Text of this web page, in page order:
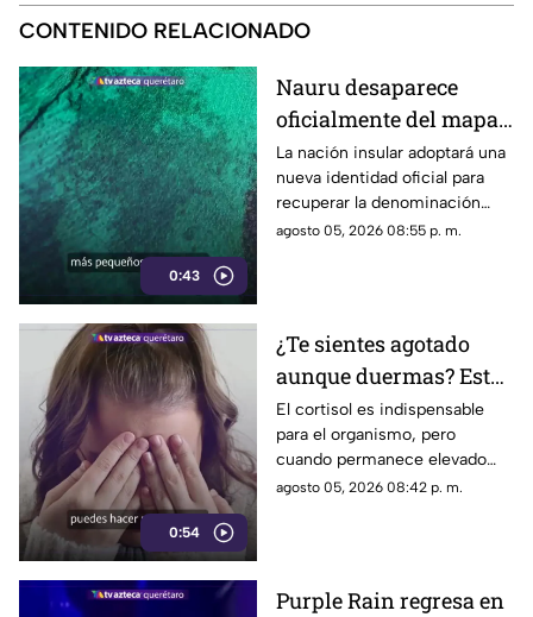
CONTENIDO RELACIONADO
0:43
Nauru desaparece
oficialmente del mapa:
el pequeño país cambia
de nombre
La nación insular adoptará una
nueva identidad oficial para
recuperar la denominación
utilizada por sus propios
agosto 05, 2026 08:55 p. m.
0:54
¿Te sientes agotado
aunque duermas? Estos
hábitos pueden ayudar
a regular el cortisol
El cortisol es indispensable
para el organismo, pero
cuando permanece elevado
por largos periodos puede
agosto 05, 2026 08:42 p. m.
Purple Rain regresa en